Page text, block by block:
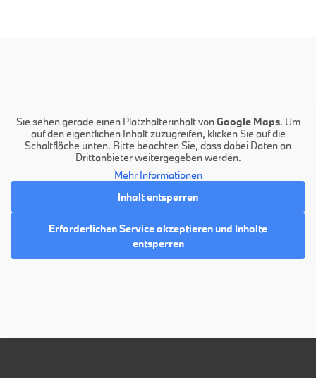
Sie sehen gerade einen Platzhalterinhalt vonGoogle Maps. Um
auf den eigentlichen Inhalt zuzugreifen, klicken Sie auf die
Schaltfläche unten. Bitte beachten Sie, dass dabei Daten an
Drittanbieter weitergegeben werden.
Mehr Informationen
Inhalt entsperren
Erforderlichen Service akzeptieren und Inhalte
entsperren